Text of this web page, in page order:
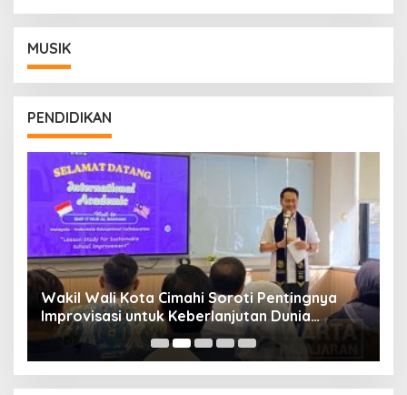
MUSIK
PENDIDIKAN
Wakil Wali Kota Cimahi Soroti Pentingnya
Improvisasi untuk Keberlanjutan Dunia
Pendidikan